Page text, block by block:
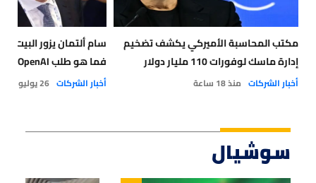
مكتب المحاسبة الأميركي يكشف تضخيم
إدارة ماسك لوفورات 110 مليار دولار
أخبار الشركات منذ 18 ساعة
سام ألتمان يزور البيت
فما هو طلب OpenAI؟
أخبار الشركات 26 يوليو 2026
سوشيال